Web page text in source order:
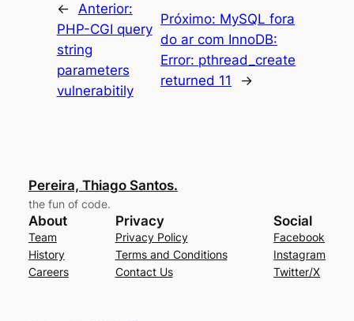
← Anterior:
PHP-CGI query
string
parameters
vulnerabitily
Próximo: MySQL fora
do ar com InnoDB:
Error: pthread_create
returned 11
→
Pereira, Thiago Santos.
the fun of code.
About
Team
History
Careers
Privacy
Privacy Policy
Terms and Conditions
Contact Us
Social
Facebook
Instagram
Twitter/X